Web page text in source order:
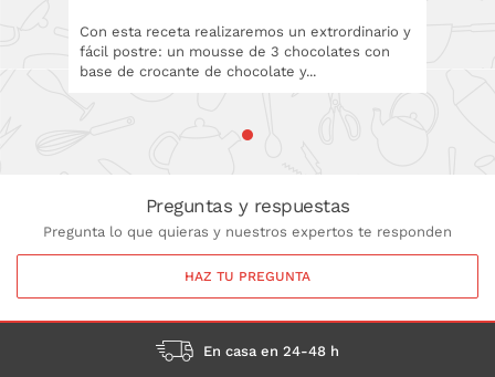
Con esta receta realizaremos un extrordinario y
fácil postre: un mousse de 3 chocolates con
base de crocante de chocolate y...
Preguntas y respuestas
Pregunta lo que quieras y nuestros expertos te responden
HAZ TU PREGUNTA
En casa en 24-48 h